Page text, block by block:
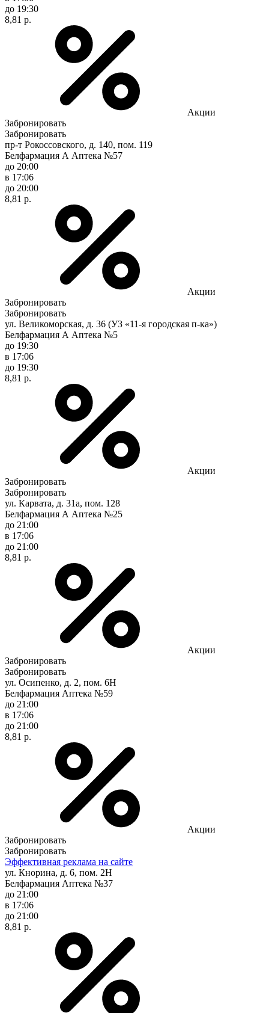
до 19:30
8,81 р.
Акции
Забронировать
Забронировать
пр-т Рокоссовского, д. 140, пом. 119
Белфармация А Аптека №57
до 20:00
в 17:06
до 20:00
8,81 р.
Акции
Забронировать
Забронировать
ул. Великоморская, д. 36 (УЗ «11-я городская п-ка»)
Белфармация А Аптека №5
до 19:30
в 17:06
до 19:30
8,81 р.
Акции
Забронировать
Забронировать
ул. Карвата, д. 31а, пом. 128
Белфармация А Аптека №25
до 21:00
в 17:06
до 21:00
8,81 р.
Акции
Забронировать
Забронировать
ул. Осипенко, д. 2, пом. 6Н
Белфармация Аптека №59
до 21:00
в 17:06
до 21:00
8,81 р.
Акции
Забронировать
Забронировать
Эффективная реклама на сайте
ул. Кнорина, д. 6, пом. 2Н
Белфармация Аптека №37
до 21:00
в 17:06
до 21:00
8,81 р.